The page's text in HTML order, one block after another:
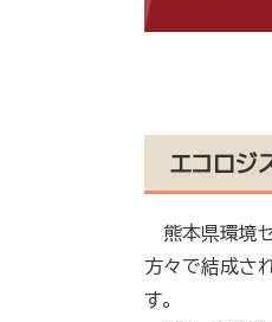
エコロジ
熊本県環境セ
方々で結成され
す。